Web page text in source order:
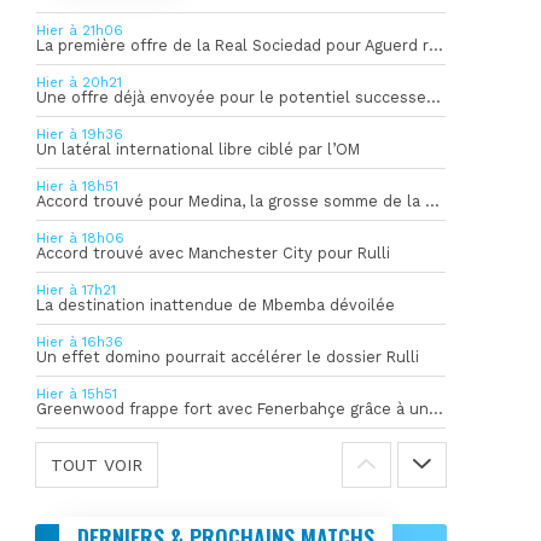
Hier à 21h06
La première offre de la Real Sociedad pour Aguerd refusée par l’OM
Hier à 20h21
Une offre déjà envoyée pour le potentiel successeur de Rulli
Hier à 19h36
Un latéral international libre ciblé par l’OM
Hier à 18h51
Accord trouvé pour Medina, la grosse somme de la vente dévoilée
Hier à 18h06
Accord trouvé avec Manchester City pour Rulli
Hier à 17h21
La destination inattendue de Mbemba dévoilée
Hier à 16h36
Un effet domino pourrait accélérer le dossier Rulli
Hier à 15h51
Greenwood frappe fort avec Fenerbahçe grâce à un but spectaculaire
TOUT VOIR